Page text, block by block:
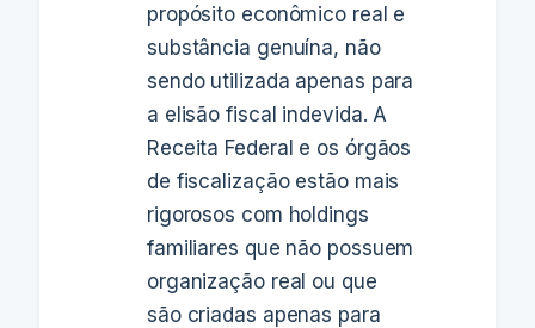
propósito econômico real e
substância genuína, não
sendo utilizada apenas para
a elisão fiscal indevida. A
Receita Federal e os órgãos
de fiscalização estão mais
rigorosos com holdings
familiares que não possuem
organização real ou que
são criadas apenas para